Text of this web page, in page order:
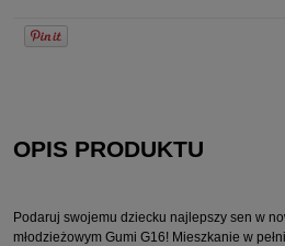
OPIS PRODUKTU
Podaruj swojemu dziecku najlepszy sen w
młodzieżowym Gumi G16! Mieszkanie w